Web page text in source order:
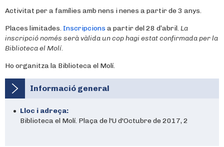
Activitat per a famílies amb nens i nenes a partir de 3 anys.
Places limitades. Inscripcions a partir del 28 d’abril.La
inscripció només serà vàlida un cop hagi estat confirmada per la
Biblioteca el Molí.
Ho organitza la Biblioteca el Molí.
Informació general
Lloc i adreça:
Biblioteca el Molí. Plaça de l'U d'Octubre de 2017, 2